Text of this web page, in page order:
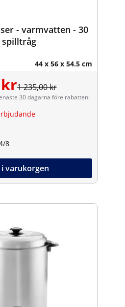
- varmvatten - 30
spilltråg
44 x 56 x 54.5 cm
kr1 235,00 kr
30 dagarna före rabatten:
8
i varukorgen